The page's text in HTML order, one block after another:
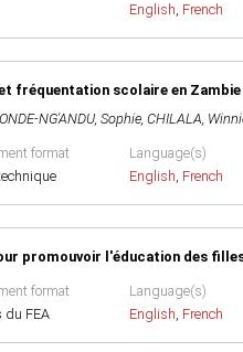
English, French
fréquentation scolaire en Zambie
NG'ANDU, Sophie, CHILALA,
format
Language(s)
English, French
promouvoir l'éducation des
format
du FEA
Language(s)
English, French